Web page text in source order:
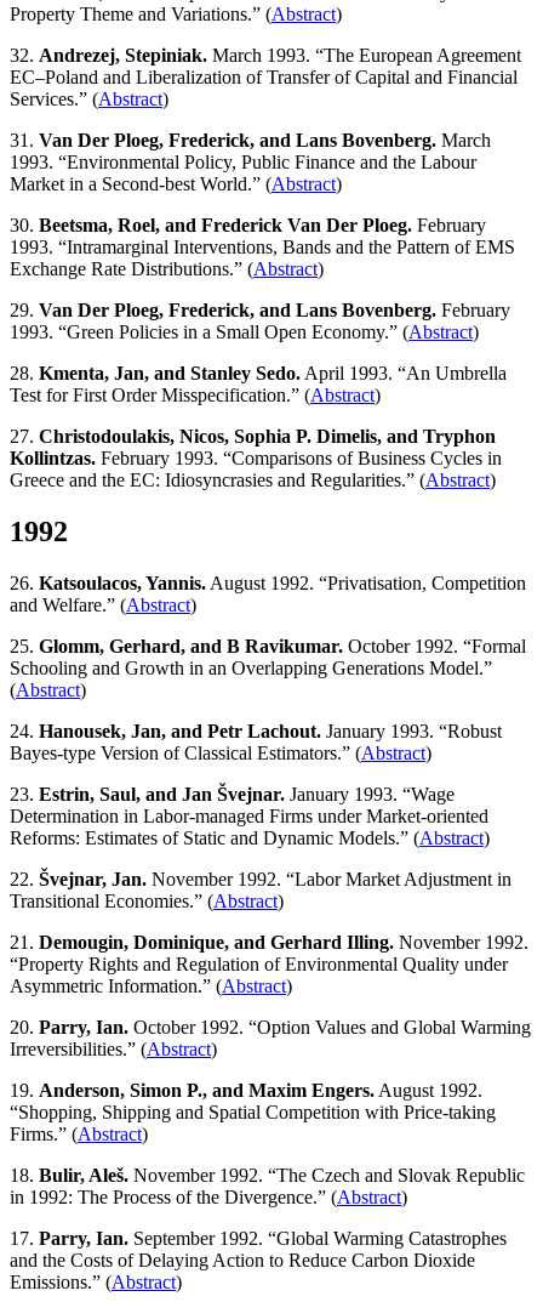
Property Theme and Variations.” (Abstract)
32. Andrezej, Stepiniak. March 1993. “The European Agreement
EC–Poland and Liberalization of Transfer of Capital and Financial
Services.” (Abstract)
31. Van Der Ploeg, Frederick, and Lans Bovenberg. March
1993. “Environmental Policy, Public Finance and the Labour
Market in a Second-best World.” (Abstract)
30. Beetsma, Roel, and Frederick Van Der Ploeg. February
1993. “Intramarginal Interventions, Bands and the Pattern of EMS
Exchange Rate Distributions.” (Abstract)
29. Van Der Ploeg, Frederick, and Lans Bovenberg. February
1993. “Green Policies in a Small Open Economy.” (Abstract)
28. Kmenta, Jan, and Stanley Sedo. April 1993. “An Umbrella
Test for First Order Misspecification.” (Abstract)
27. Christodoulakis, Nicos, Sophia P. Dimelis, and Tryphon
Kollintzas. February 1993. “Comparisons of Business Cycles in
Greece and the EC: Idiosyncrasies and Regularities.” (Abstract)
1992
26. Katsoulacos, Yannis. August 1992. “Privatisation, Competition
and Welfare.” (Abstract)
25. Glomm, Gerhard, and B Ravikumar. October 1992. “Formal
Schooling and Growth in an Overlapping Generations Model.”
(Abstract)
24. Hanousek, Jan, and Petr Lachout. January 1993. “Robust
Bayes-type Version of Classical Estimators.” (Abstract)
23. Estrin, Saul, and Jan Švejnar. January 1993. “Wage
Determination in Labor-managed Firms under Market-oriented
Reforms: Estimates of Static and Dynamic Models.” (Abstract)
22. Švejnar, Jan. November 1992. “Labor Market Adjustment in
Transitional Economies.” (Abstract)
21. Demougin, Dominique, and Gerhard Illing. November 1992.
“Property Rights and Regulation of Environmental Quality under
Asymmetric Information.” (Abstract)
20. Parry, Ian. October 1992. “Option Values and Global Warming
Irreversibilities.” (Abstract)
19. Anderson, Simon P., and Maxim Engers. August 1992.
“Shopping, Shipping and Spatial Competition with Price-taking
Firms.” (Abstract)
18. Bulir, Aleš. November 1992. “The Czech and Slovak Republic
in 1992: The Process of the Divergence.” (Abstract)
17. Parry, Ian. September 1992. “Global Warming Catastrophes
and the Costs of Delaying Action to Reduce Carbon Dioxide
Emissions.” (Abstract)